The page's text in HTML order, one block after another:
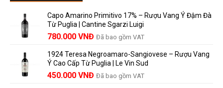
lựa
chọn
đáng
nhãn
rượu
vang
và
những
người
Được
Bao
Lâu?
Hướng
Lưu
Trữ
Và
Capo Amarino Primitivo 17% – Rượu Vang Ý Đậm Đà
Từ Puglia | Cantine Sgarzi Luigi
Giá
là:
858.000 VNĐ.
780.000 VNĐ Giá
tại
là:
780.000 VNĐ.
Đã bao gồm VAT
1924 Teresa Negroamaro-Sangiovese – Rượu Vang
Ý Cao Cấp Từ Puglia | Le Vin Sud
Giá
450.000 VNĐ Giá
Đã bao gồm VAT